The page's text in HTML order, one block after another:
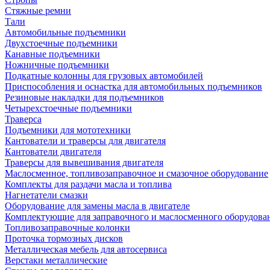
Стяжные ремни
Тали
Автомобильные подъемники
Двухстоечные подъемники
Канавные подъемники
Ножничные подъемники
Подкатные колонны для грузовых автомобилей
Приспособления и оснастка для автомобильных подъемников
Резиновые накладки для подъемников
Четырехстоечные подъемники
Траверса
Подъемники для мототехники
Кантователи и траверсы для двигателя
Кантователи двигателя
Траверсы для вывешивания двигателя
Маслосменное, топливозаправочное и смазочное оборудование
Комплекты для раздачи масла и топлива
Нагнетатели смазки
Оборудование для замены масла в двигателе
Комплектующие для заправочного и маслосменного
Топливозаправочные колонки
Проточка тормозных дисков
Металлическая мебель для автосервиса
Верстаки металлические